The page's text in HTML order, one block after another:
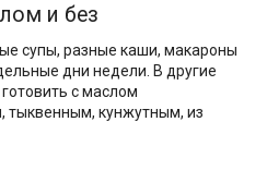
и без
супы, разные каши, макароны
дни недели. В другие
с маслом
тыквенным, кунжутным, из